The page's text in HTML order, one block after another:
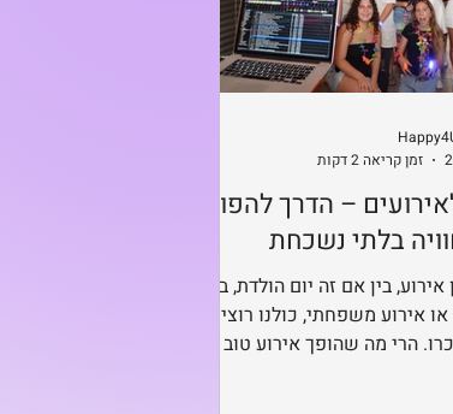
– הדרך להפוך
בלתי נשכחת
בין אם זה יום הולדת, בר
אירוע משפחתי, כולנו רוצים
הרי מה שהופך אירוע טוב
זמן קריאה 2 דקות